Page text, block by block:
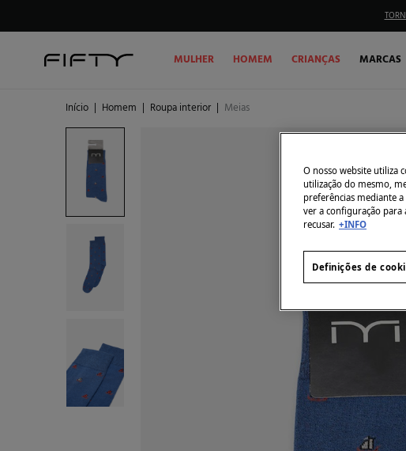
MULHER HOMEM CRIANÇAS MARCAS
Início | Homem | Roupa interior | Meias
O nosso website utiliza
utilização do mesmo,
preferências mediante a
ver a configuração para
recusar. +INFO
Definições de